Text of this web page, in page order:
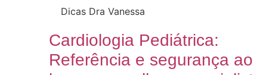
Dicas Dra Vanessa
Cardiologia Pediátrica:
Referência e segurança ao